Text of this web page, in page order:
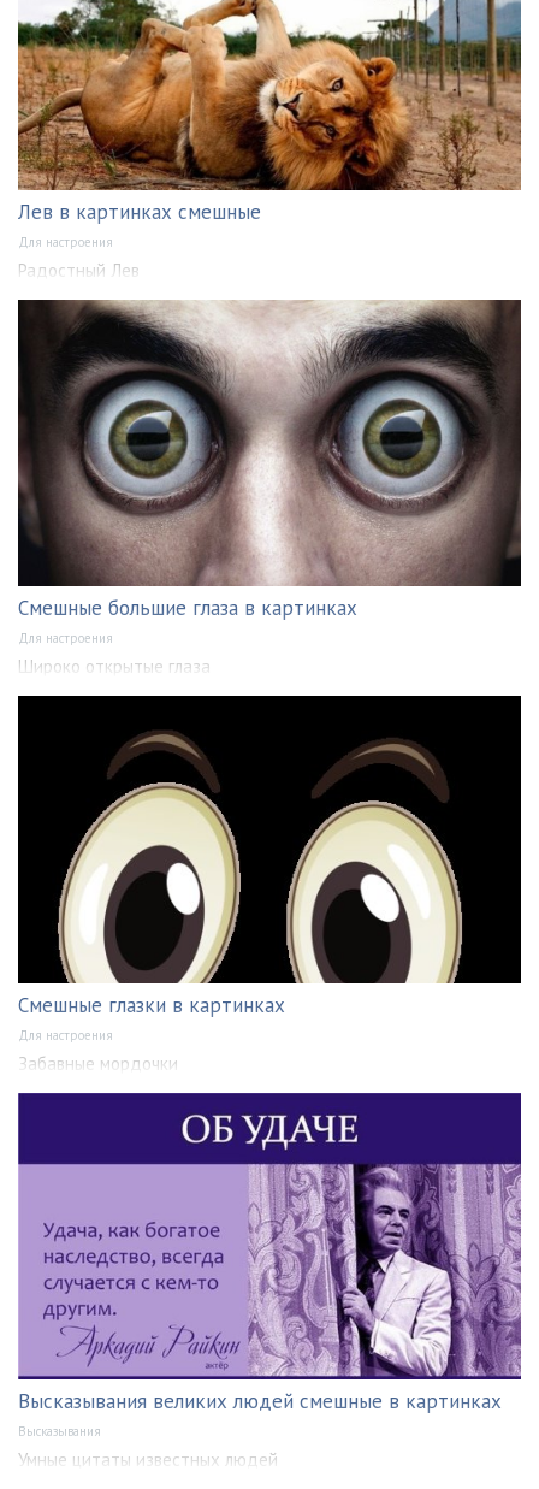
Лев в картинках смешные
Для настроения
Радостный Лев
Смешные большие глаза в картинках
Для настроения
Широко открытые глаза
Смешные глазки в картинках
Для настроения
Забавные мордочки
Высказывания великих людей смешные в картинках
Высказывания
Умные цитаты известных людей